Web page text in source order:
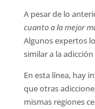
A pesar de lo
cuanto a la mejor
Algunos expertos
similar a la
En esta línea, hay
que otras
mismas regiones